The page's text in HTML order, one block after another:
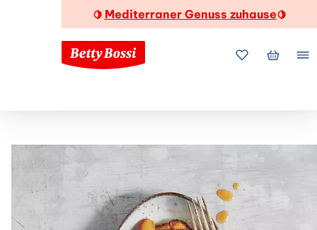
🍋 Mediterraner Genuss zuhause🍋
MeineMein